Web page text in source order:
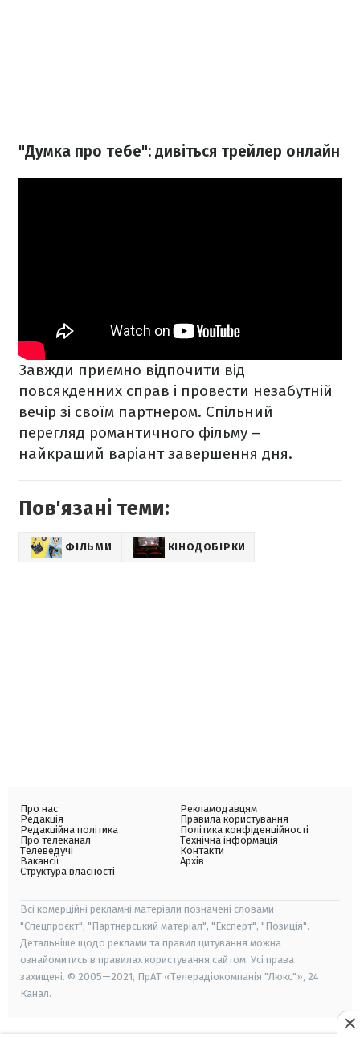
"Думка про тебе": дивіться трейлер онлайн
Завжди приємно відпочити від
повсякденних справ і провести незабутній
вечір зі своїм партнером. Спільний
перегляд романтичного фільму –
найкращий варіант завершення дня.
Пов'язані теми:
ФІЛЬМИ КІНОДОБІРКИ
Про нас
Редакція
Редакційна політика
Про телеканал
Телеведучі
Вакансії
Структура власності
Рекламодавцям
Правила користування
Політика конфіденційності
Технічна інформація
Контакти
Архів
Всі комерційні рекламні матеріали позначені словами
"Спецпроєкт", "Партнерський матеріал", "Експерт", "Позиція".
Детальніше щодо реклами та правил цитування можна
ознайомитись в правилах користування сайтом. Усі права
захищені. © 2005—2021, ПрАТ «Телерадіокомпанія "Люкс"», 24
Канал.